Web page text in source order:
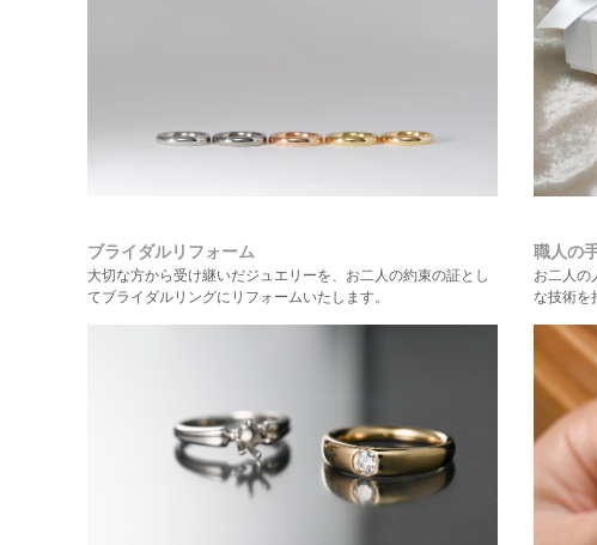
ブライダルリフォーム
大切な方から受け継いだジュエリーを、お二人の約束の証とし
てブライダルリングにリフォームいたします。
職人の
お二人の
な技術を